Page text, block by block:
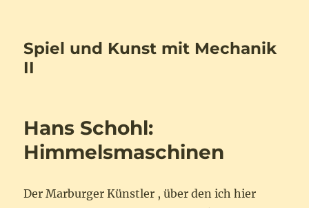
Spiel und Kunst mit Mechanik
II
Hans Schohl:
Himmelsmaschinen
Der Marburger Künstler , über den ich hier